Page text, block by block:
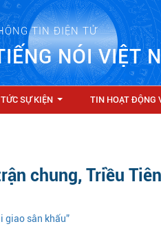
TIN ĐIỆN TỬ
NÓI VIỆT
SỰ KIỆN TIN HOẠT ĐỘNG
chung, Triều
giao sân khấu”